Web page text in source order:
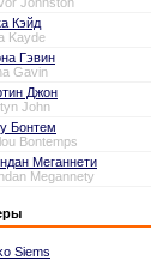
Кэйд
Kayde
Гэвин
Gavin
Джон
John
Бонтем
Bontemps
Меганнети
Megannety
Siems